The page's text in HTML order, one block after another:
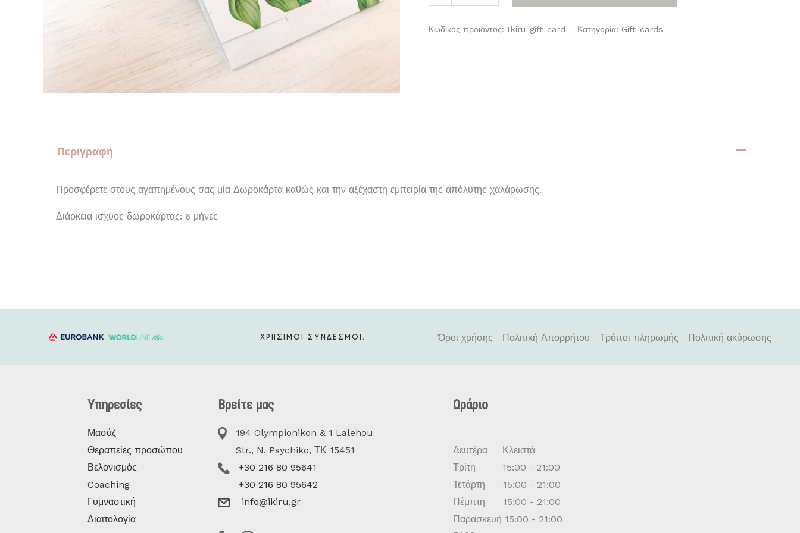
Κωδικός προϊόντος: Ikiru-gift-card Κατηγορία: Gift-cards
Περιγραφή
Προσφέρετε στους αγαπημένους σας μία Δωροκάρτα καθώς και την αξέχαστη εμπειρία της απόλυτης χαλάρωσης.
Διάρκεια ισχύος δωροκάρτας: 6 μήνες
ΧΡΗΣΙΜΟΙ ΣΥΝΔΕΣΜΟΙ: Όροι χρήσης Πολιτική Απορρήτου Τρόποι πληρωμής Πολιτική ακύρωσης
Υπηρεσίες
Μασάζ
Θεραπείες προσώπου
Βελονισμός
Coaching
Γυμναστική
Διαιτολογία
Βρείτε μας
194 Olympionikon & 1 Lalehou
Str., N. Psychiko, ΤΚ 15451
+30 216 80 95641
+30 216 80 95642
info@ikiru.gr
Ωράριο
Δευτέρα Κλειστά
Τρίτη 15:00 - 21:00
Τετάρτη 15:00 - 21:00
Πέμπτη 15:00 - 21:00
Παρασκευή 15:00 - 21:00